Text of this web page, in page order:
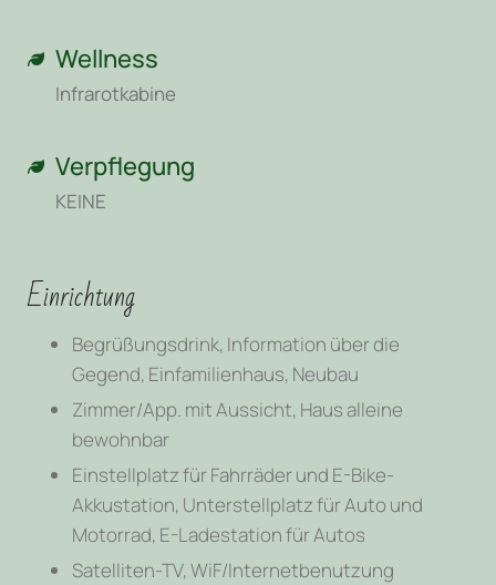
Wellness
Infrarotkabine
Verpflegung
KEINE
Einrichtung
Begrüßungsdrink, Information über die
Gegend, Einfamilienhaus, Neubau
Zimmer/App. mit Aussicht, Haus alleine
bewohnbar
Einstellplatz für Fahrräder und E-Bike-
Akkustation, Unterstellplatz für Auto und
Motorrad, E-Ladestation für Autos
Satelliten-TV, WiF/Internetbenutzung